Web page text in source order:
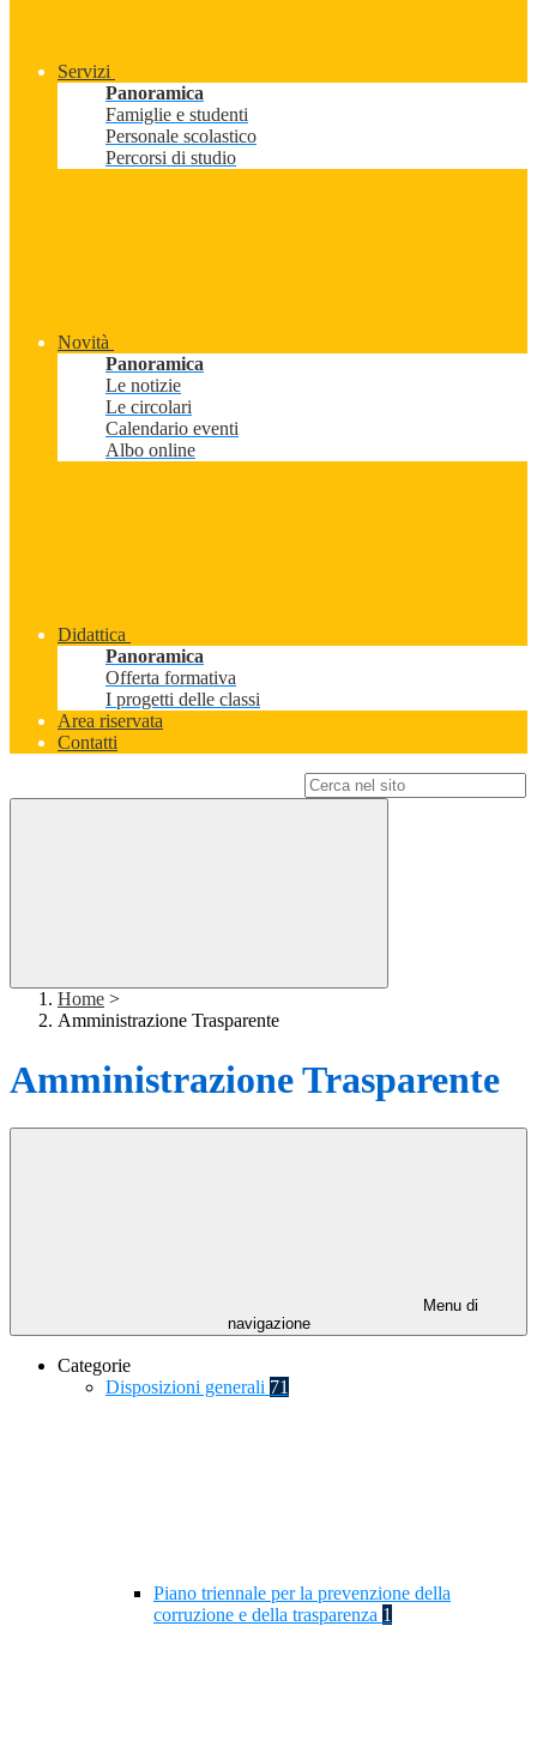
Servizi
Panoramica
Famiglie e studenti
Personale scolastico
Percorsi di studio
Novità
Panoramica
Le notizie
Le circolari
Calendario eventi
Albo online
Didattica
Panoramica
Offerta formativa
I progetti delle classi
Area riservata
Contatti
Home >
Amministrazione Trasparente
Amministrazione Trasparente
Menu di
navigazione
Categorie
Disposizioni generali 71
Piano triennale per la prevenzione della
corruzione e della trasparenza 1